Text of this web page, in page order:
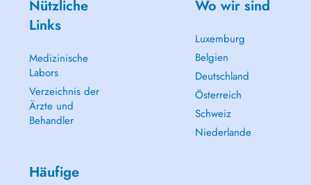
Nützliche
Links
Medizinische
Labors
Verzeichnis der
Ärzte und
Behandler
Wo wir sind
Luxemburg
Belgien
Deutschland
Österreich
Schweiz
Niederlande
Häufige